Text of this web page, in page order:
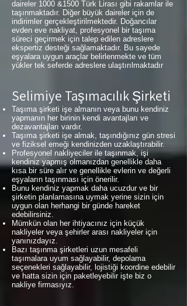
daireler 1000 &1500 Türk Lirası gibi rakamlar ile
taşınmaktadır. Diğer büyük daireler için de
indirimler gerçekleştirilmektedir. Doğancılar
evden eve nakliyat, profesyonel bir taşıma
süreci geçirmek için talep edilen adreslere
ekspertiz desteği sağlamaktadır. Bu sayede
eşyalara uygun araçlar belirlenmekte ve tüm
yükler tek seferde adreslere ulaştırılmaktadır
Selimiye Taşımacılık Şirketi
Taşıma şirketi işe almanın veya bunu kendiniz
yapmanın her birinin kendi avantajları ve
dezavantajları vardır.
Taşıma şirketi işe almak, taşındığınız gün stresi
ve fiziksel emeği kendinizden uzaklaştırabilir.
Profesyonel nakliyeciler ile taşınmak, işi
kendiniz yapmış olmanızdan genellikle daha
kısa bir süre alır ve genellikle evlerin ve değerli
eşyaların taşınması için önerilir.
Bunu kendiniz yapmak daha ucuzdur ve bir
şirketin planlamasına uymak yerine sizin için
uygun olan herhangi bir günde hareket
edebilirsiniz.
Mümkün olan her ihtiyacınız için küçük
nakliyeler veya şehirler arası nakliyeler için
yanınızdayız.
Bazı taşınma şirketleri uzun mesafeli
taşımalara uyum sağlayabilir, depolama
seçenekleri sağlayabilir, lojistiği koordine edebilir
ve hatta sizin için paketleyebilir işte biz o
nakliye firmasıyız.